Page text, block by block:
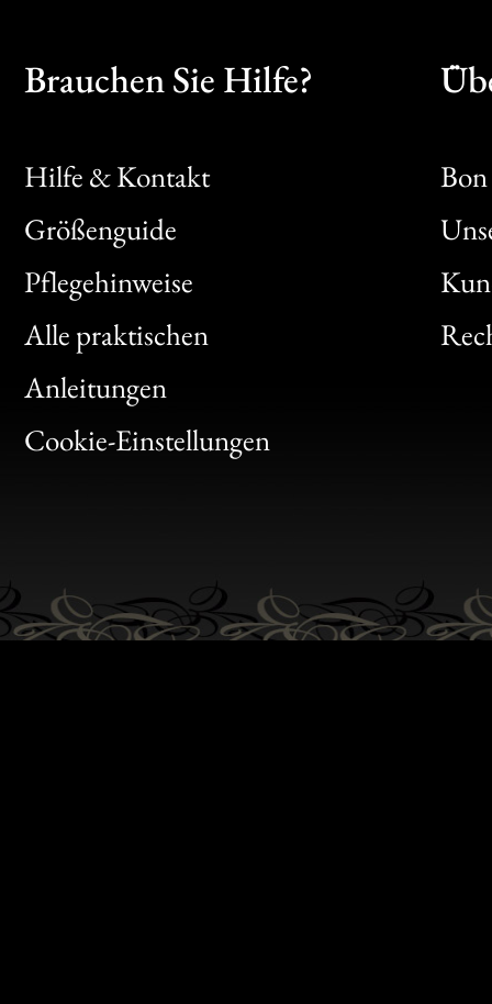
Brauchen Sie Hilfe?
Hilfe & Kontakt
Größenguide
Pflegehinweise
Alle praktischen
Anleitungen
Cookie-Einstellungen
Bon
Clic